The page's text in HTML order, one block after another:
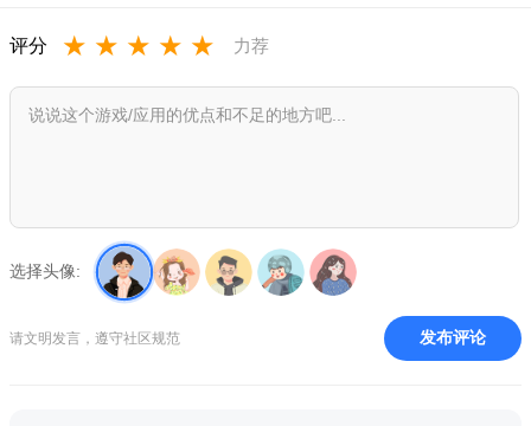
评分 ★ ★ ★ ★ ★ 力荐
选择头像:
请文明发言，遵守社区规范 发布评论